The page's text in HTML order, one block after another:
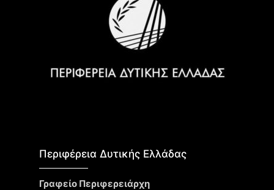
Περιφέρεια Δυτικής Ελλάδας​
Γραφείο Περιφερειάρχη